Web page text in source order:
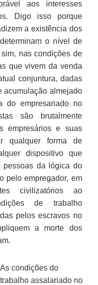
aos interesses
Digo isso porque
a existência dos
o nível de
nas condições de
que vivem da venda
conjuntura, dadas
acumulação almejado
do empresariado no
são brutalmente
empresários e suas
qualquer forma de
dispositivo que
pessoas da lógica do
pelo empregador, em
civilizatórios ao
de trabalho
pelos escravos no
a morte dos
As condições do
trabalho assalariado no